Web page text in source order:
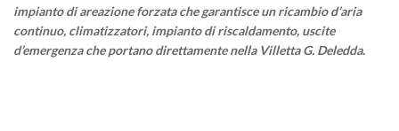
impianto di areazione forzata che garantisce un ricambio d’aria
continuo, climatizzatori, impianto di riscaldamento, uscite
d’emergenza che portano direttamente nella Villetta G. Deledda.